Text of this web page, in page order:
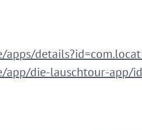
app/die-lauschtour-app/